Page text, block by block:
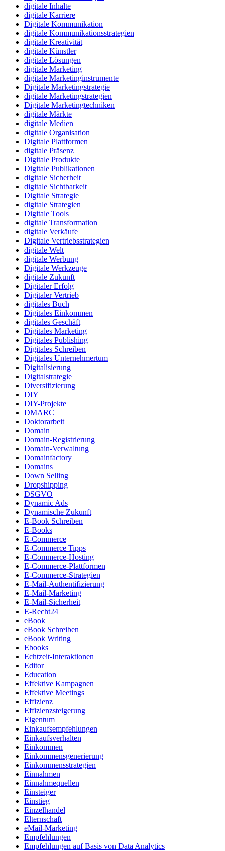
digitale Inhalte
digitale Karriere
Digitale Kommunikation
digitale Kommunikationsstrategien
digitale Kreativität
digitale Künstler
digitale Lösungen
digitale Marketing
digitale Marketinginstrumente
Digitale Marketingstrategie
digitale Marketingstrategien
Digitale Marketingtechniken
digitale Märkte
digitale Medien
digitale Organisation
Digitale Plattformen
digitale Präsenz
Digitale Produkte
Digitale Publikationen
digitale Sicherheit
digitale Sichtbarkeit
Digitale Strategie
digitale Strategien
Digitale Tools
digitale Transformation
digitale Verkäufe
Digitale Vertriebsstrategien
digitale Welt
digitale Werbung
Digitale Werkzeuge
digitale Zukunft
Digitaler Erfolg
Digitaler Vertrieb
digitales Buch
Digitales Einkommen
digitales Geschäft
Digitales Marketing
Digitales Publishing
Digitales Schreiben
Digitales Unternehmertum
Digitalisierung
Digitalstrategie
Diversifizierung
DIY
DIY-Projekte
DMARC
Doktorarbeit
Domain
Domain-Registrierung
Domain-Verwaltung
Domainfactory
Domains
Down Selling
Dropshipping
DSGVO
Dynamic Ads
Dynamische Zukunft
E-Book Schreiben
E-Books
E-Commerce
E-Commerce Tipps
E-Commerce-Hosting
E-Commerce-Plattformen
E-Commerce-Strategien
E-Mail-Authentifizierung
E-Mail-Marketing
E-Mail-Sicherheit
E-Recht24
eBook
eBook Schreiben
eBook Writing
Ebooks
Echtzeit-Interaktionen
Editor
Education
Effektive Kampagnen
Effektive Meetings
Effizienz
Effizienzsteigerung
Eigentum
Einkaufsempfehlungen
Einkaufsverhalten
Einkommen
Einkommensgenerierung
Einkommensstrategien
Einnahmen
Einnahmequellen
Einsteiger
Einstieg
Einzelhandel
Elternschaft
eMail-Marketing
Empfehlungen
Empfehlungen auf Basis von Data Analytics